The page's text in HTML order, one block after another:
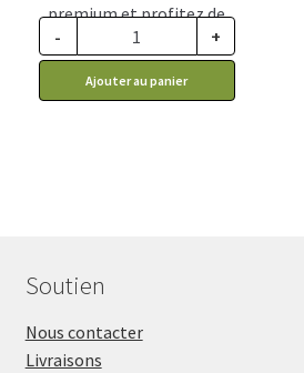
premium et profitez de
ce prix rabais : 11.51$ CA
- +
Ajouter au panier
Soutien
Nous contacter
Livraisons